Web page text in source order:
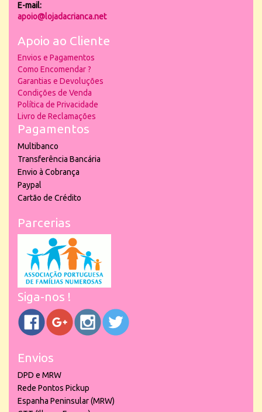
E-mail:
apoio@lojadacrianca.net
Apoio ao Cliente
Envios e Pagamentos
Como Encomendar ?
Garantias e Devoluções
Condições de Venda
Política de Privacidade
Livro de Reclamações
Pagamentos
Multibanco
Transferência Bancária
Envio à Cobrança
Paypal
Cartão de Crédito
Parcerias
Siga-nos !
Envios
DPD e MRW
Rede Pontos Pickup
Espanha Peninsular (MRW)